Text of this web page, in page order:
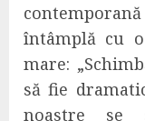
întâmplă cu
mare:
să fie
noastre se